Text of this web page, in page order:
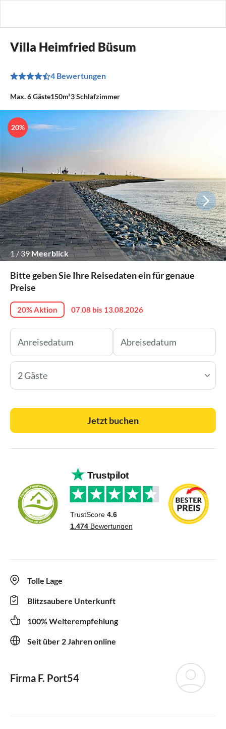
Villa Heimfried Büsum
4 Bewertungen
Max.6Gäste150m²3Schlafzimmer
1/39Meerblick
20%
Bitte geben Sie Ihre Reisedaten ein für genaue
Preise
20% Aktion 07.08 bis 13.08.2026
2 Gäste
Jetzt buchen
Tolle Lage
Blitzsaubere Unterkunft
100% Weiterempfehlung
Seit über 2 Jahren online
Firma F. Port54